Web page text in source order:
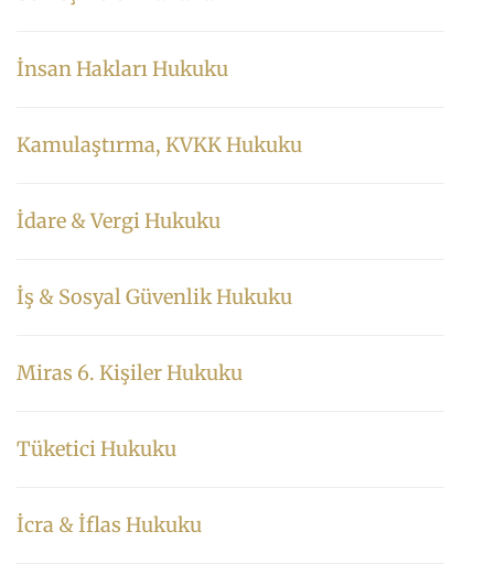
İnsan Hakları Hukuku
Kamulaştırma, KVKK Hukuku
İdare & Vergi Hukuku
İş & Sosyal Güvenlik Hukuku
Miras 6. Kişiler Hukuku
Tüketici Hukuku
İcra & İflas Hukuku